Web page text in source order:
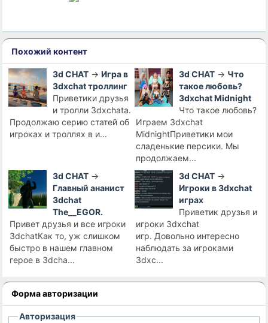
Похожий контент
3d CHAT →Игра в
3dxchat троллинг
Приветики друзья
и тролли 3dxchata.
Продолжаю серию статей об
игроках и троллях в и...
3d CHAT → Что
такое любовь?
3dxchat Midnight
Что такое любовь?
Играем 3dxchat
MidnightПриветики мои
сладенькие персики. Мы
продолжаем...
3d CHAT →
Главный ананист
3dchat
The__EGOR.
Привет друзья и все игроки
3dchatКак то, уж слишком
быстро в нашем главном
герое в 3dcha...
3d CHAT →
Игроки в 3dxchat
играх
Приветик друзья и
игроки 3dxchat
игр. Довольно интересно
наблюдать за игроками
3dxc...
Форма авторизации
Авторизация